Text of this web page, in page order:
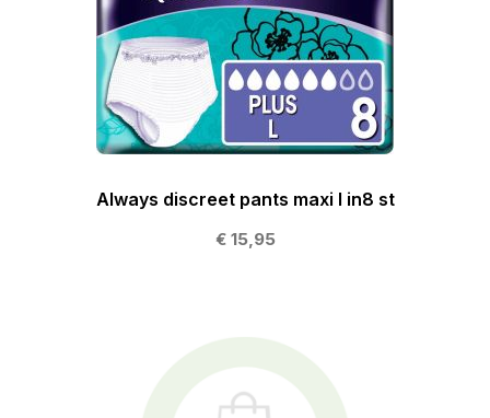
Always discreet pants maxi l in8 st
€ 15,95